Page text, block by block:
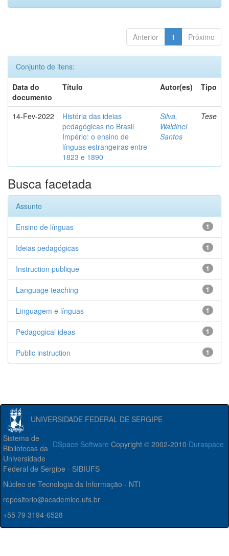
Anterior 1 Próximo
Conjunto de itens:
Data do
documento
Título Autor(es) Tipo
14-Fev-2022
História das ideias
pedagógicas no Brasil
Império: o ensino de
línguas estrangeiras entre
1823 e 1890
Silva,
Waldinei
Santos
Tese
Busca facetada
Assunto
1
Ensino de línguas
1
Ideias pedagógicas
1
Instruction publique
1
Language teaching
1
Linguagem e línguas
1
Pedagogical ideas
1
Public instruction
UNIVERSIDADE FEDERAL DE SERGIPE
DSpace Software Copyright © 2002-2010 Duraspace
Sistema de
Bibliotecas da
Universidade
Federal de Sergipe - SIBIUFS
Núcleo de Tecnologia da Informação - NTI
repositorio@academico.ufs.br
+55 79 3194-6528